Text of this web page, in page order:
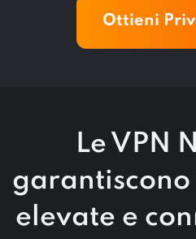
Ottieni
Le VPN
elevate e